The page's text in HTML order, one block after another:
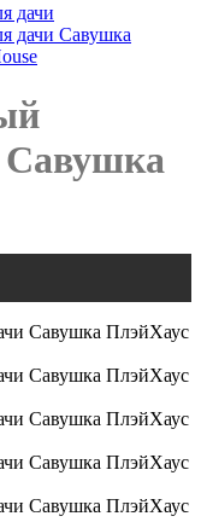
дачи
дачи Савушка
Савушка